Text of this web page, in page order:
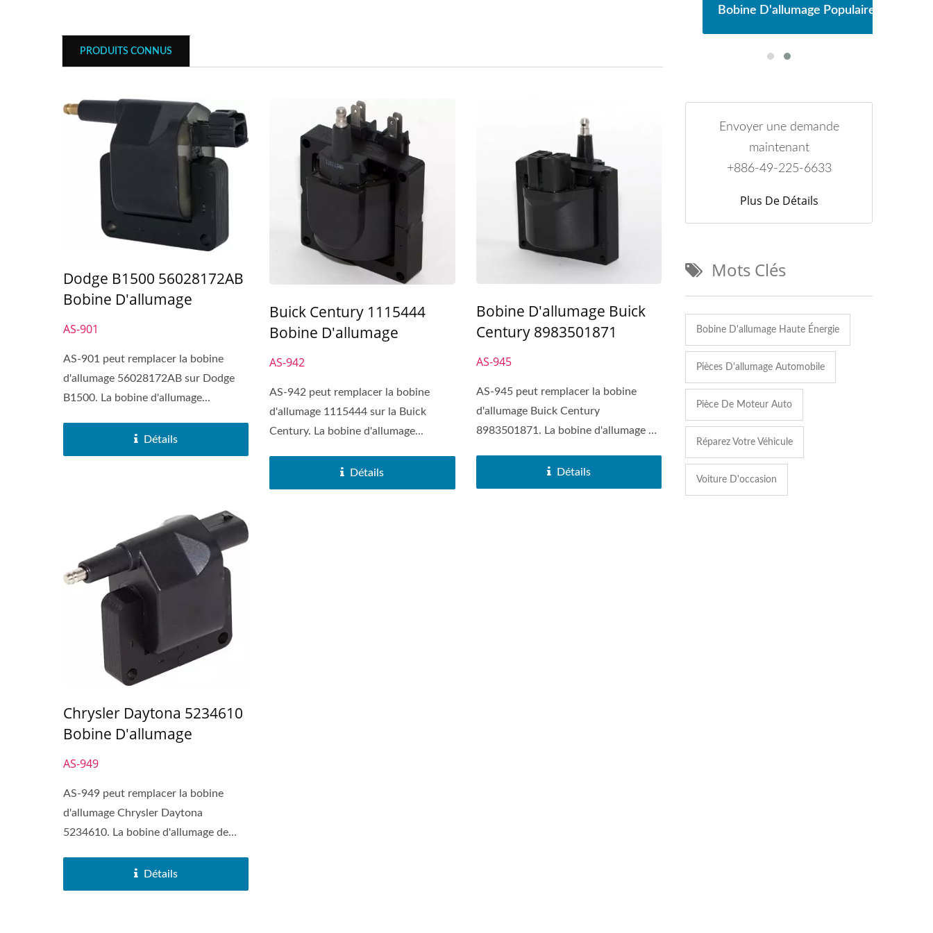
PRODUITS CONNUS
Dodge B1500 56028172AB
Bobine D'allumage
AS-901
AS-901 peut remplacer la bobine
d'allumage 56028172AB sur Dodge
B1500. La bobine d'allumage...
Détails
Buick Century 1115444
Bobine D'allumage
AS-942
AS-942 peut remplacer la bobine
d'allumage 1115444 sur la Buick
Century. La bobine d'allumage...
Détails
Bobine D'allumage Buick
Century 8983501871
AS-945
AS-945 peut remplacer la bobine
d'allumage Buick Century
8983501871. La bobine d'allumage de
Détails
Chrysler Daytona 5234610
Bobine D'allumage
AS-949
AS-949 peut remplacer la bobine
d'allumage Chrysler Daytona
5234610. La bobine d'allumage de
Détails
Bobine D'allumage Populaire
Envoyer une demande
maintenant
+886-49-225-6633
Plus De Détails
Mots Clés
Bobine D'allumage Haute Énergie
Pièces D'allumage Automobile
Pièce De Moteur Auto
Réparez Votre Véhicule
Voiture D'occasion